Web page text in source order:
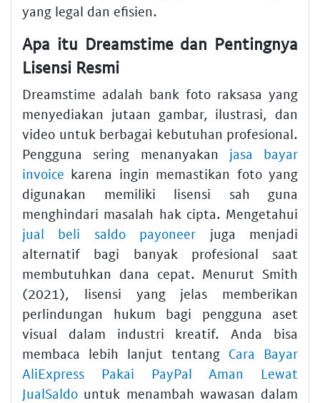
yang legal dan efisien.
Apa itu Dreamstime dan Pentingnya
Lisensi Resmi
Dreamstime adalah bank foto raksasa yang
menyediakan jutaan gambar, ilustrasi, dan
video untuk berbagai kebutuhan profesional.
Pengguna sering menanyakan jasa bayar
invoice karena ingin memastikan foto yang
digunakan memiliki lisensi sah guna
menghindari masalah hak cipta. Mengetahui
jual beli saldo payoneer juga menjadi
alternatif bagi banyak profesional saat
membutuhkan dana cepat. Menurut Smith
(2021), lisensi yang jelas memberikan
perlindungan hukum bagi pengguna aset
visual dalam industri kreatif. Anda bisa
membaca lebih lanjut tentang Cara Bayar
AliExpress Pakai PayPal Aman Lewat
JualSaldo untuk menambah wawasan dalam